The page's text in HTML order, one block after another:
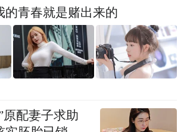
的青春就是赌出来的
原配妻子求助